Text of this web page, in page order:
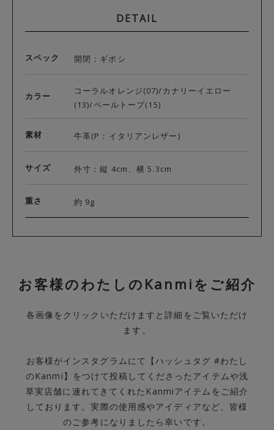
DETAIL
スペック 開閉：ギボシ
カラー
コーラルオレンジ(07)/カナリーイエロー
(13)/ペールトープ(15)
素材 牛革(P：イタリアンレザー)
サイズ 外寸：縦 4cm、横 5.3cm
重さ 約 9g
お客様のわたしのKanmiをご紹介
各画像をクリックいただけますと詳細をご覧いただけ
ます。
お客様がインスタグラムにて【ハッシュタグ #わたし
のKanmi】をつけて投稿してくださったアイテムや浅
草実店舗に連れてきてくれたKanmiアイテムをご紹介
しております。実際の使用感やアイディアなど、皆様
のご参考になりましたら幸いです。